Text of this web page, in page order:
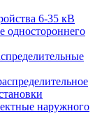
6-35 кВ
наружного